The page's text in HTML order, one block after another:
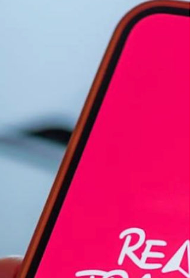
automático para dar lugar a una etapa de
creación activa, marcada por audiencias más
conscientes, curiosas y emocionales que